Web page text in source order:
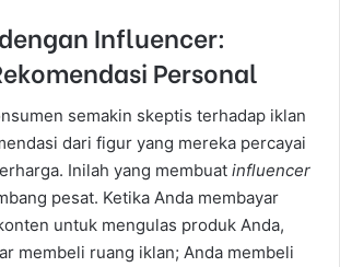
Influencer:
Personal
semakin skeptis terhadap iklan
dari figur yang mereka percayai
Inilah yang membuat influencer
pesat. Ketika Anda membayar
untuk mengulas produk Anda,
membeli ruang iklan; Anda membeli